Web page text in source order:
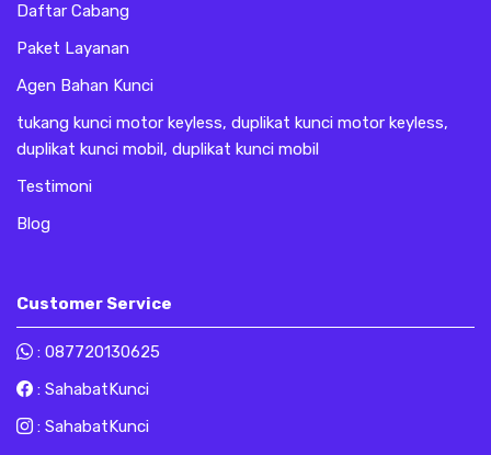
Daftar Cabang
Paket Layanan
Agen Bahan Kunci
tukang kunci motor keyless, duplikat kunci motor keyless,
duplikat kunci mobil, duplikat kunci mobil
Testimoni
Blog
Customer Service
: 087720130625
: SahabatKunci
: SahabatKunci